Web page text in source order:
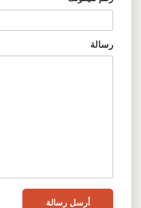
رسالة